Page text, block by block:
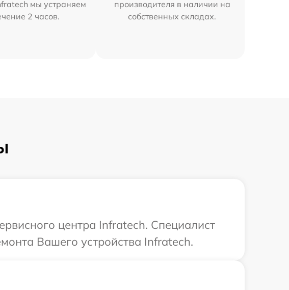
мы устраняем
2 часов.
производителя в наличии на
собственных складах.
центра Infratech. Специалист
Вашего устройства Infratech.